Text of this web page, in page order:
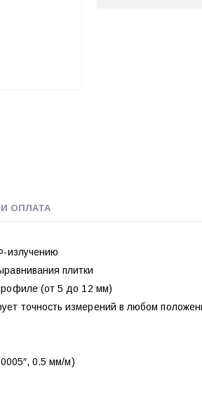
ОПЛАТА
излучению
плитки
(от 5 до 12 мм)
точность измерений в любом
0.5 мм/м)